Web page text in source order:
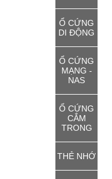
Ổ CỨNG
DI ĐỘNG
Ổ CỨNG
MẠNG -
NAS
Ổ CỨNG
CẮM
TRONG
THẺ NHỚ